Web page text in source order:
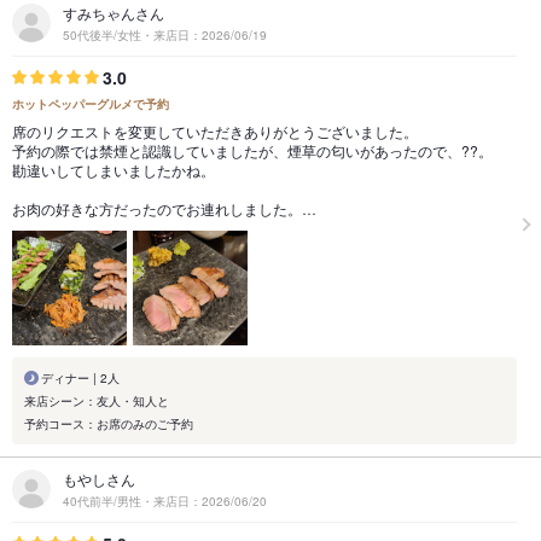
すみちゃんさん
50代後半/女性・来店日：2026/06/19
3.0
ホットペッパーグルメで予約
席のリクエストを変更していただきありがとうございました。
予約の際では禁煙と認識していましたが、煙草の匂いがあったので、??。
勘違いしてしまいましたかね。
お肉の好きな方だったのでお連れしました。…
ディナー | 2人
来店シーン：友人・知人と
予約コース：お席のみのご予約
もやしさん
40代前半/男性・来店日：2026/06/20